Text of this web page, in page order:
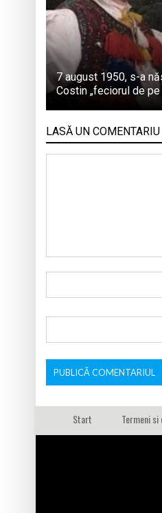
7 august 1950, s-a
Costin „feciorul de pe
LASĂ UN COMENTARIU
Start Termeni